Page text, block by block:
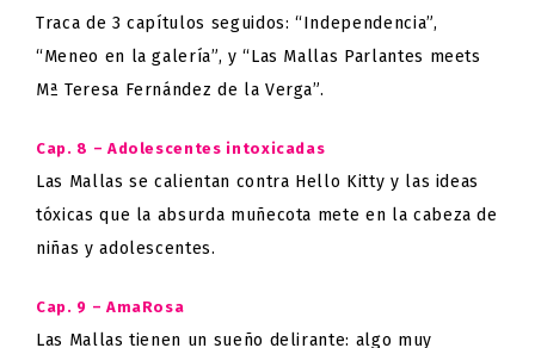
Traca de 3 capítulos seguidos: “Independencia”,
“Meneo en la galería”, y “Las Mallas Parlantes meets
Mª Teresa Fernández de la Verga”.
Cap. 8 – Adolescentes intoxicadas
Las Mallas se calientan contra Hello Kitty y las ideas
tóxicas que la absurda muñecota mete en la cabeza de
niñas y adolescentes.
Cap. 9 – AmaRosa
Las Mallas tienen un sueño delirante: algo muy